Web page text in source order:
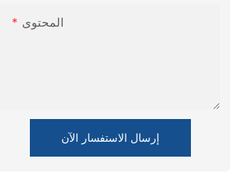
المحتوى
إرسال الاستفسار الآن